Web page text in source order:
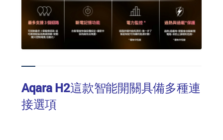
Aqara H2這款智能開關具備多種連
接選項